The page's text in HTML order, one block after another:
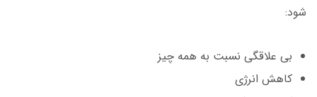
شود:
بی علاقگی نسبت به همه چیز
کاهش انرژی